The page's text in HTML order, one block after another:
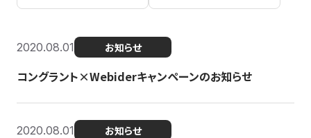
2020.08.01 お知らせ
コングラント×Webiderキャンペーンのお知らせ
2020.08.01 お知らせ